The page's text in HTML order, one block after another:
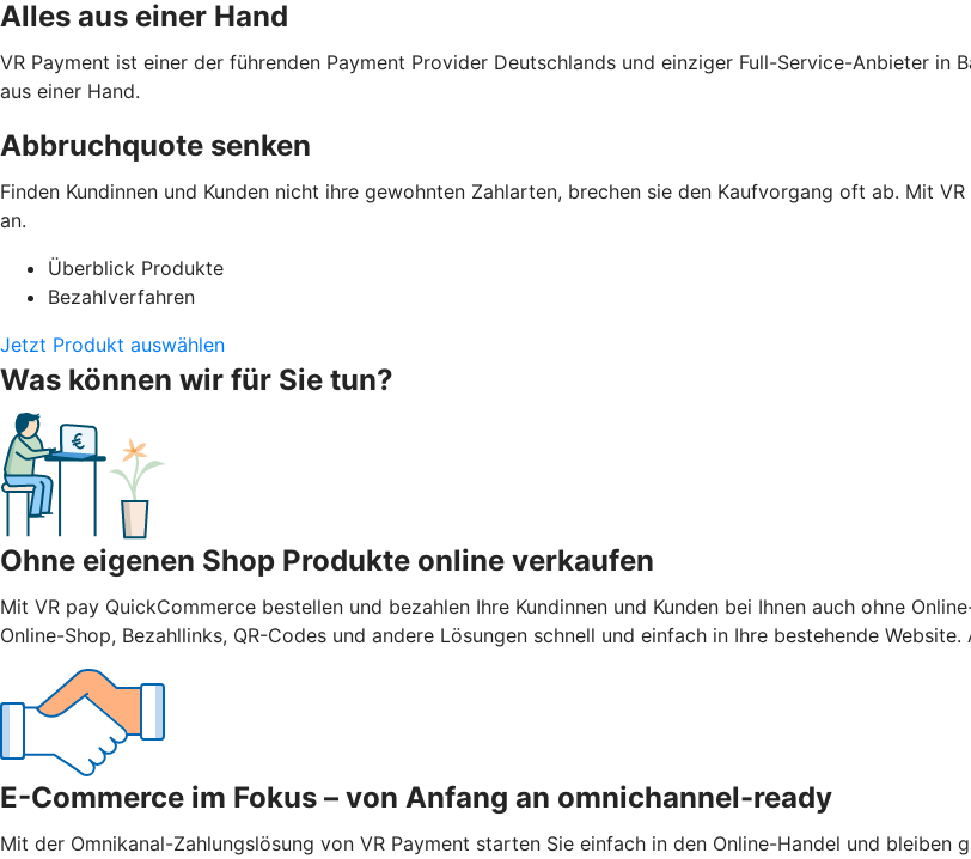
Alles aus einer Hand
VR Payment ist einer der führenden Payment Provider Deutschlands und einziger Full-Service-Anbieter in
aus einer Hand.
Abbruchquote senken
Finden Kundinnen und Kunden nicht ihre gewohnten Zahlarten, brechen sie den Kaufvorgang oft ab. Mit
an.
Überblick Produkte
Bezahlverfahren
Jetzt Produkt auswählen
Was können wir für Sie tun?
Ohne eigenen Shop Produkte online verkaufen
Mit VR pay QuickCommerce bestellen und bezahlen Ihre Kundinnen und Kunden bei Ihnen auch ohne
Online-Shop, Bezahllinks, QR-Codes und andere Lösungen schnell und einfach in Ihre bestehende
E-Commerce im Fokus – von Anfang an omnichannel-ready
Mit der Omnikanal-Zahlungslösung von VR Payment starten Sie einfach in den Online-Handel und